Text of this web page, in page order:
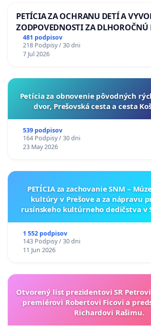
PETÍCIA ZA OCHRANU DETÍ A
ZODPOVEDNOSTI ZA DLHOROČNÚ
A ZLYHANIE ŠTÁTU
481 podpisov
218 Podpisy / 30 dni
7 Jul 2026
​Petícia za obnovenie pôvodných
dvor, Prešovská cesta a cesta
539 podpisov
164 Podpisy / 30 dni
23 May 2026
PETÍCIA za zachovanie SNM –
kultúry v Prešove a za nápravu
rusínskeho kultúrneho dedičstva v
1 552 podpisov
143 Podpisy / 30 dni
11 Jun 2026
Otvorený list prezidentovi SR
premiérovi Robertovi Ficovi a
Richardovi Rašimu.